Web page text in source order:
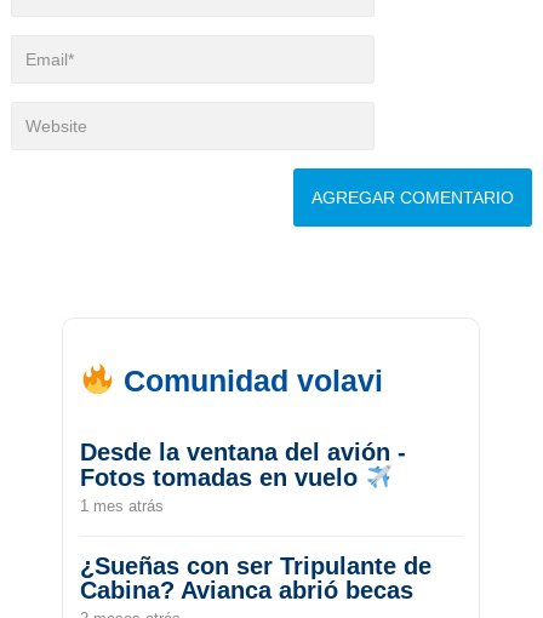
Comunidad volavi
Desde la ventana del avión -
Fotos tomadas en vuelo
1 mes atrás
¿Sueñas con ser Tripulante de
Cabina? Avianca abrió becas